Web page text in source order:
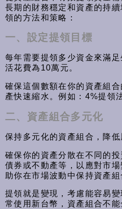
長期的財務穩定和資產的持
領的方法和策略：
一、設定提領目標
每年需要提領多少資金來滿
活花費為10萬元。
確保這個數額在你的資產組
產快速縮水。例如：4%提領
二、資產組合多元化
保持多元化的資產組合，降低
確保你的資產分散在不同的投
債券或不動產等，以應對市
助你在市場波動中保持資產組
提領就是變現，考慮能容易
常使用新台幣，資產組合不能